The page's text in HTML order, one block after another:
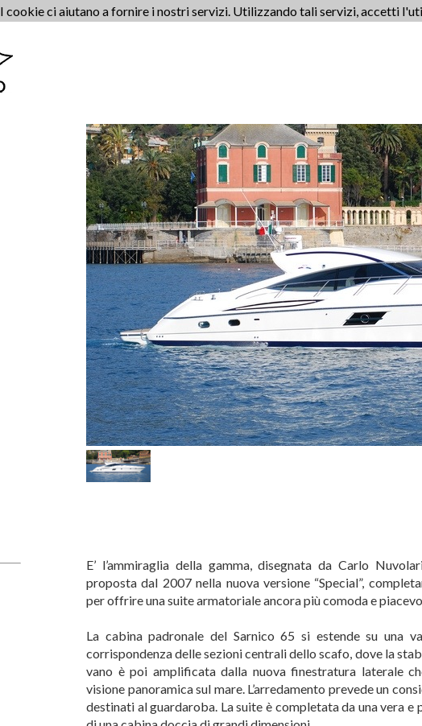
E’ l’ammiraglia della gamma, disegnata da Carlo
proposta dal 2007 nella nuova versione “Special”,
per offrire una suite armatoriale ancora più comoda e
La cabina padronale del Sarnico 65 si estende su una
corrispondenza delle sezioni centrali dello scafo, dove la
vano è poi amplificata dalla nuova finestratura laterale
visione panoramica sul mare. L’arredamento prevede un
destinati al guardaroba. La suite è completata da una vera e
I cookie ci aiutano a fornire i nostri servizi. Utilizzando tali servizi, accetti